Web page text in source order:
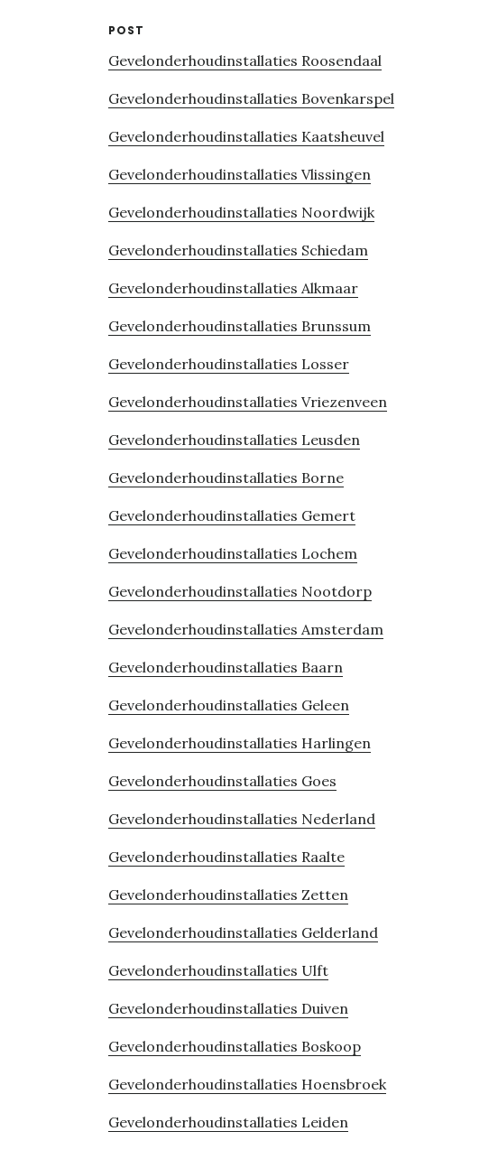
POST
Gevelonderhoudinstallaties Roosendaal
Gevelonderhoudinstallaties Bovenkarspel
Gevelonderhoudinstallaties Kaatsheuvel
Gevelonderhoudinstallaties Vlissingen
Gevelonderhoudinstallaties Noordwijk
Gevelonderhoudinstallaties Schiedam
Gevelonderhoudinstallaties Alkmaar
Gevelonderhoudinstallaties Brunssum
Gevelonderhoudinstallaties Losser
Gevelonderhoudinstallaties Vriezenveen
Gevelonderhoudinstallaties Leusden
Gevelonderhoudinstallaties Borne
Gevelonderhoudinstallaties Gemert
Gevelonderhoudinstallaties Lochem
Gevelonderhoudinstallaties Nootdorp
Gevelonderhoudinstallaties Amsterdam
Gevelonderhoudinstallaties Baarn
Gevelonderhoudinstallaties Geleen
Gevelonderhoudinstallaties Harlingen
Gevelonderhoudinstallaties Goes
Gevelonderhoudinstallaties Nederland
Gevelonderhoudinstallaties Raalte
Gevelonderhoudinstallaties Zetten
Gevelonderhoudinstallaties Gelderland
Gevelonderhoudinstallaties Ulft
Gevelonderhoudinstallaties Duiven
Gevelonderhoudinstallaties Boskoop
Gevelonderhoudinstallaties Hoensbroek
Gevelonderhoudinstallaties Leiden